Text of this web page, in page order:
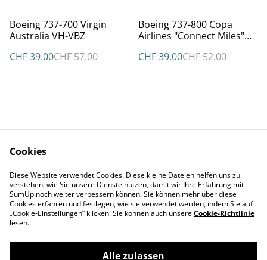
%
Boeing 737-700 Virgin
Australia VH-VBZ
CHF 39.00CHF 57.00
%
Boeing 737-800 Copa
Airlines "Connect Miles"
CHF 39.00CHF 52.00
Datenschutz
Cookie Policy
Impressum
Cookies
Diese Website verwendet Cookies. Diese kleine Dateien helfen uns zu
verstehen, wie Sie unsere Dienste nutzen, damit wir Ihre Erfahrung mit
SumUp noch weiter verbessern können. Sie können mehr über diese
Cookies erfahren und festlegen, wie sie verwendet werden, indem Sie auf
„Cookie-Einstellungen” klicken. Sie können auch unsereCookie-Richtlinie
lesen.
Alle zulassen